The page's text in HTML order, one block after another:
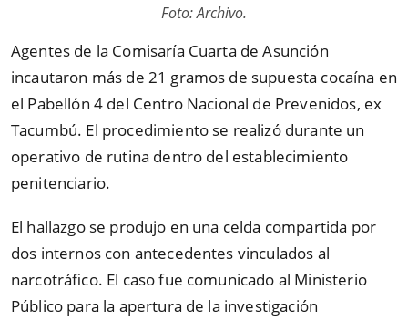
Foto: Archivo.
Agentes de la Comisaría Cuarta de Asunción
incautaron más de 21 gramos de supuesta cocaína en
el Pabellón 4 del Centro Nacional de Prevenidos, ex
Tacumbú. El procedimiento se realizó durante un
operativo de rutina dentro del establecimiento
penitenciario.
El hallazgo se produjo en una celda compartida por
dos internos con antecedentes vinculados al
narcotráfico. El caso fue comunicado al Ministerio
Público para la apertura de la investigación